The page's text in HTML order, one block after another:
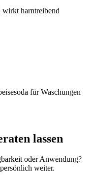
wirkt harntreibend
für Waschungen
lassen
oder Anwendung?
weiter.